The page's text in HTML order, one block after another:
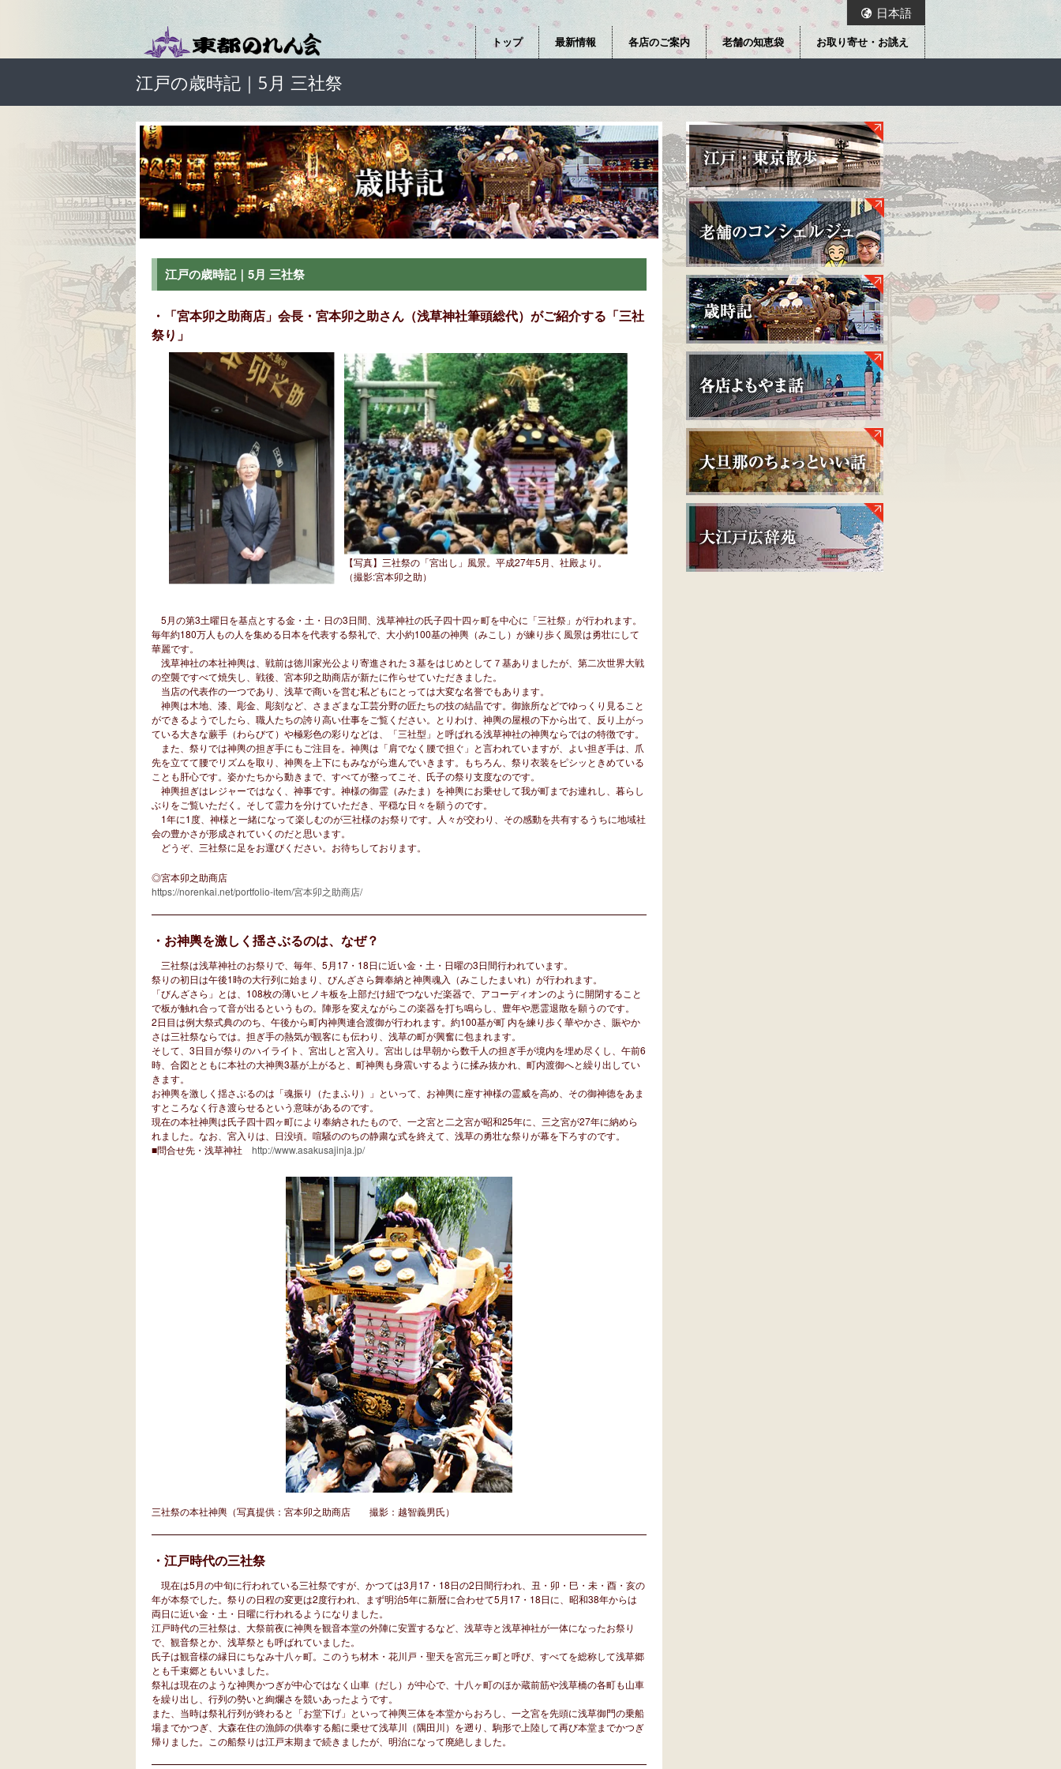
日本語
トップ 最新情報 各店のご案内 老舗の知恵袋 お取り寄せ・お誂え
江戸の歳時記｜5月 三社祭
江戸の歳時記｜5月 三社祭
・「宮本卯之助商店」会長・宮本卯之助さん（浅草神社筆頭総代）がご紹介する「三社
祭り」
【写真】三社祭の「宮出し」風景。平成27年5月、社殿より。
（撮影:宮本卯之助）
5月の第3土曜日を基点とする金・土・日の3日間、浅草神社の氏子四十四ヶ町を中心に「三社祭」が行われます。
毎年約180万人もの人を集める日本を代表する祭礼で、大小約100基の神輿（みこし）が練り歩く風景は勇壮にして
華麗です。
浅草神社の本社神輿は、戦前は徳川家光公より寄進された３基をはじめとして７基ありましたが、第二次世界大戦
の空襲ですべて焼失し、戦後、宮本卯之助商店が新たに作らせていただきました。
当店の代表作の一つであり、浅草で商いを営む私どもにとっては大変な名誉でもあります。
神輿は木地、漆、彫金、彫刻など、さまざまな工芸分野の匠たちの技の結晶です。御旅所などでゆっくり見ること
ができるようでしたら、職人たちの誇り高い仕事をご覧ください。とりわけ、神輿の屋根の下から出て、反り上がっ
ている大きな蕨手（わらびて）や極彩色の彩りなどは、「三社型」と呼ばれる浅草神社の神輿ならではの特徴です。
また、祭りでは神輿の担ぎ手にもご注目を。神輿は「肩でなく腰で担ぐ」と言われていますが、よい担ぎ手は、爪
先を立てて腰でリズムを取り、神輿を上下にもみながら進んでいきます。もちろん、祭り衣装をピシッときめている
ことも肝心です。姿かたちから動きまで、すべてが整ってこそ、氏子の祭り支度なのです。
神輿担ぎはレジャーではなく、神事です。神様の御霊（みたま）を神輿にお乗せして我が町までお連れし、暮らし
ぶりをご覧いただく。そして霊力を分けていただき、平穏な日々を願うのです。
1年に1度、神様と一緒になって楽しむのが三社様のお祭りです。人々が交わり、その感動を共有するうちに地域社
会の豊かさが形成されていくのだと思います。
どうぞ、三社祭に足をお運びください。お待ちしております。
◎宮本卯之助商店
https://norenkai.net/portfolio-item/宮本卯之助商店/
・お神輿を激しく揺さぶるのは、なぜ？
三社祭は浅草神社のお祭りで、毎年、5月17・18日に近い金・土・日曜の3日間行われています。
祭りの初日は午後1時の大行列に始まり、びんざさら舞奉納と神輿魂入（みこしたまいれ）が行われます。
「びんざさら」とは、108枚の薄いヒノキ板を上部だけ紐でつないだ楽器で、アコーディオンのように開閉すること
で板が触れ合って音が出るというもの。陣形を変えながらこの楽器を打ち鳴らし、豊年や悪霊退散を願うのです。
2日目は例大祭式典ののち、午後から町内神輿連合渡御が行われます。約100基が町 内を練り歩く華やかさ、賑やか
さは三社祭ならでは。担ぎ手の熱気が観客にも伝わり、浅草の町が興奮に包まれます。
そして、3日目が祭りのハイライト、宮出しと宮入り。宮出しは早朝から数千人の担ぎ手が境内を埋め尽くし、午前6
時、合図とともに本社の大神輿3基が上がると、町神輿も身震いするように揉み抜かれ、町内渡御へと繰り出してい
きます。
お神輿を激しく揺さぶるのは「魂振り（たまふり）」といって、お神輿に座す神様の霊威を高め、その御神德をあま
すところなく行き渡らせるという意味があるのです。
現在の本社神輿は氏子四十四ヶ町により奉納されたもので、一之宮と二之宮が昭和25年に、三之宮が27年に納めら
れました。なお、宮入りは、日没頃。喧騒ののちの静粛な式を終えて、浅草の勇壮な祭りが幕を下ろすのです。
■問合せ先・浅草神社 http://www.asakusajinja.jp/
三社祭の本社神輿（写真提供：宮本卯之助商店 撮影：越智義男氏）
・江戸時代の三社祭
現在は5月の中旬に行われている三社祭ですが、かつては3月17・18日の2日間行われ、丑・卯・巳・未・酉・亥の
年が本祭でした。祭りの日程の変更は2度行われ、まず明治5年に新暦に合わせて5月17・18日に、昭和38年からは
両日に近い金・土・日曜に行われるようになりました。
江戸時代の三社祭は、大祭前夜に神輿を観音本堂の外陣に安置するなど、浅草寺と浅草神社が一体になったお祭り
で、観音祭とか、浅草祭とも呼ばれていました。
氏子は観音様の縁日にちなみ十八ヶ町。このうち材木・花川戸・聖天を宮元三ヶ町と呼び、すべてを総称して浅草郷
とも千束郷ともいいました。
祭礼は現在のような神輿かつぎが中心ではなく山車（だし）が中心で、十八ヶ町のほか蔵前筋や浅草橋の各町も山車
を繰り出し、行列の勢いと絢爛さを競いあったようです。
また、当時は祭礼行列が終わると「お堂下げ」といって神輿三体を本堂からおろし、一之宮を先頭に浅草御門の乗船
場までかつぎ、大森在住の漁師の供奉する船に乗せて浅草川（隅田川）を遡り、駒形で上陸して再び本堂までかつぎ
帰りました。この船祭りは江戸末期まで続きましたが、明治になって廃絶しました。